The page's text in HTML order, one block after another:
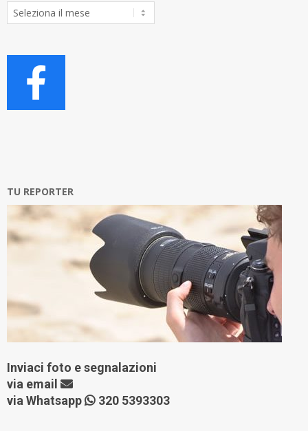
Archivio
Articoli
TU REPORTER
Inviaci foto e segnalazioni
via email
via Whatsapp
320 5393303